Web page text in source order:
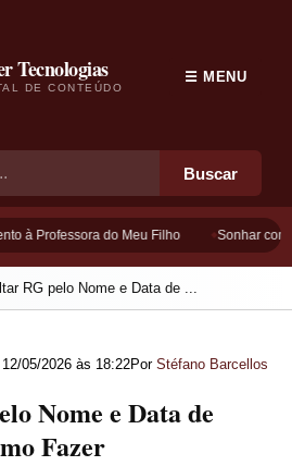
Tecnologias
DE CONTEÚDO
Buscar
☰ MENU
à Professora do Meu Filho Sonhar com
RG pelo Nome e Data de ...
12/05/2026 às 18:22Por Stéfano Barcellos
Nome e Data de
Fazer